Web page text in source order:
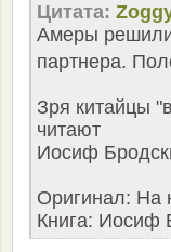
Цитата:
Амеры решили
партнера.
Зря китайцы
читают
Иосиф
Оригинал: На
Книга: Иосиф